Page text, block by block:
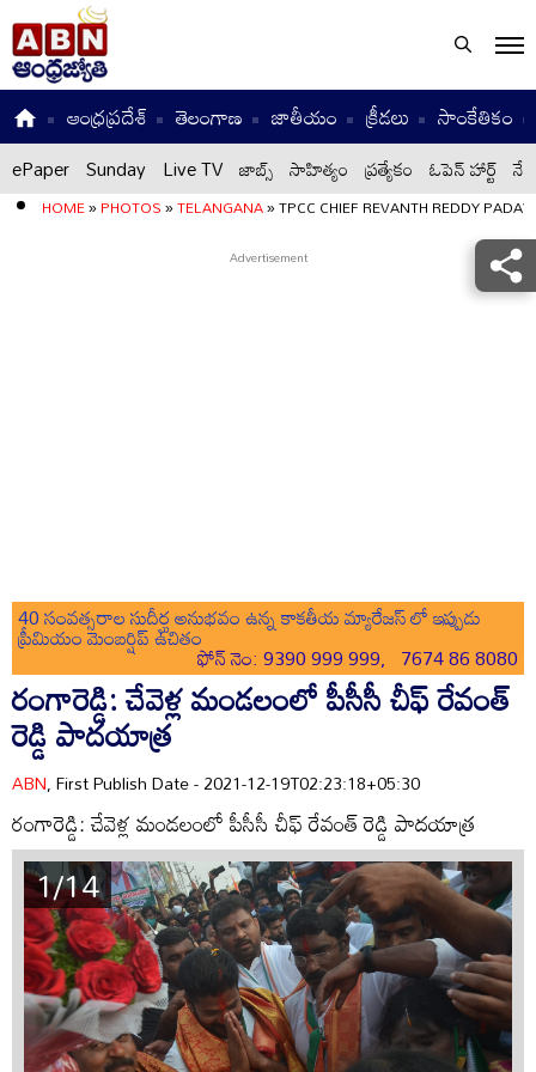
ఆంధ్రప్రదేశ్ తెలంగాణ జాతీయం క్రీడలు సాంకేతికం
ePaper Sunday Live TV జాబ్స్ సాహిత్యం ప్రత్యేకం ఓపెన్ హార్ట్
HOME»PHOTOS»TELANGANA»TPCC CHIEF REVANTH REDDY
40 సంవత్సరాల సుదీర్ఘ అనుభవం ఉన్న కాకతీయ మ్యారేజస్ లో ఇప్పుడు
ప్రీమియం మెంబర్షిప్ ఉచితం
ఫోన్ నెం: 9390 999 999, 7674 86 8080
రంగారెడ్డి: చేవెళ్ల మండలంలో పీసీసీ చీఫ్ రేవంత్
రెడ్డి పాదయాత్ర
ABN, First Publish Date - 2021-12-19T02:23:18+05:30
రంగారెడ్డి: చేవెళ్ల మండలంలో పీసీసీ చీఫ్ రేవంత్ రెడ్డి పాదయాత్ర
1/14